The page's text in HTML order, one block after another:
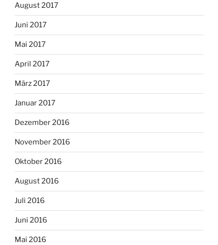
August 2017
Juni 2017
Mai 2017
April 2017
März 2017
Januar 2017
Dezember 2016
November 2016
Oktober 2016
August 2016
Juli 2016
Juni 2016
Mai 2016